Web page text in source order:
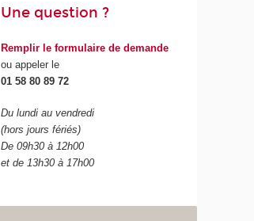
Une question ?
Remplir le formulaire de demande
ou appeler le
01 58 80 89 72
Du lundi au vendredi
(hors jours fériés)
De 09h30 à 12h00
et de 13h30 à 17h00